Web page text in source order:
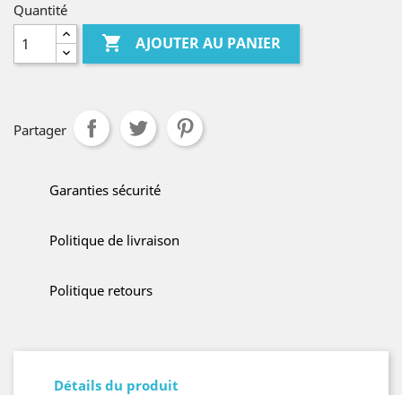
Quantité
 AJOUTER AU PANIER
Partager
Garanties sécurité
Politique de livraison
Politique retours
Détails du produit